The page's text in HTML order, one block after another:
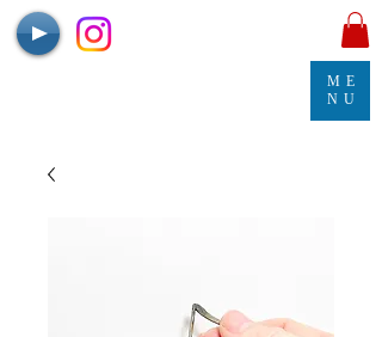
ME
NU